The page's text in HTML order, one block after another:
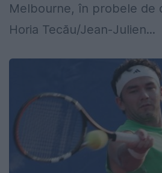
Melbourne, în probele de
Horia Tecău/Jean-Julien...